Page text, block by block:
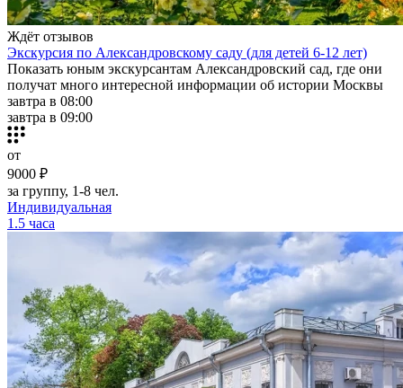
Ждёт отзывов
Экскурсия по Александровскому саду (для детей 6-12 лет)
Показать юным экскурсантам Александровский сад, где они
получат много интересной информации об истории Москвы
завтра в 08:00
завтра в 09:00
от
9000 ₽
за группу, 1-8 чел.
Индивидуальная
1.5 часа